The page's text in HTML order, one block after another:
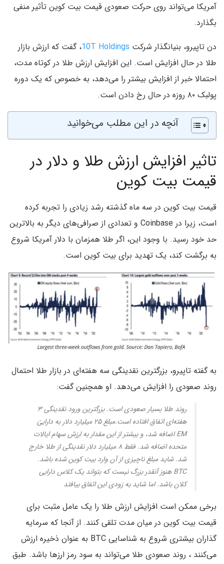
آمریکا می‌تواند روی حرکت صعودی قیمت بیت کوین تأثیر منفی
بگذارد.
دن تاپیرو، بنیانگذار شرکت 10T Holdings، گفت که ارزش بازار
طلا در حال افزایش است. این افزایش ارزش طلا در کوتاه مدت،
احتمالا خبر از افزایش بیشتر را می‌دهد، به خصوص که یک دوره
پولبک ۸۰ روزه در حال رخ دادن است.
آنچه در این مطلب می‌خوانید
تاثیر افزایش ارزش طلا و دلار در
قیمت بیت کوین
قیمت بیت کوین در سه ماه گذشته رشد زیادی را تجربه کرده
است، زیرا در Coinbase و تعدادی از صرافی‌های دیگر به بالاترین
حد خود رسید. با وجود این، اگر طلا همزمان با دلار آمریکا شروع
به برگشت کند، یک تهدید برای بیت کوین است.
به گفته تاپیرو، بزرگترین نقدینگی سه هفته‌ای در بازار طلا احتمال
روند صعودی را افزایش می‌دهد. او همچنین گفت:
روند طلا بسیار صعودی است. بزرگترین ورود نقدینگی ۳
هفته‌ای اتفاق افتاده است.مبلغ ۲۵ میلیارد دلار به دارایی‌ّ
EM اضافه شد، و بیشتر از این مقدار به ارزش سهام ایالات
متحده اضافه شد. فقط ۸ میلیارد دلار نقدینگی از طلا خارج
شد. شاید مبلغ ناچیزی از آن وارد بیت کوین شده باشد.
BTC هنوز آنقدر بزرگ نیست که بتواند یک کلاس دارایی
کلان باشد. اما شاید به زودی این اتفاق بیافتد
برخی ممکن است افزایش ارزش طلا را یک عامل مثبت برای
قیمت بیت کوین در میان مدت تلقی کنند. از آنجا که سرمایه
گذاران بیشتری شروع به شناسایی BTC به عنوان ذخیره ارزش
می‌کنند ، روند صعودی طلا می‌تواند به سود رمز ارزها باشد. طبق